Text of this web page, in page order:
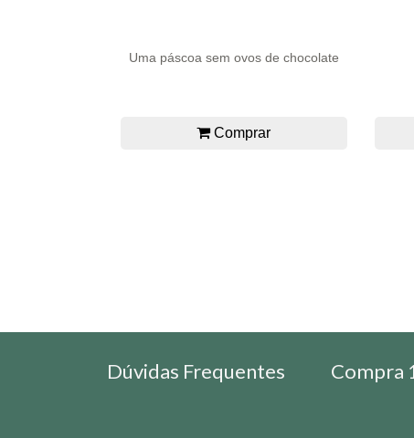
Uma páscoa sem ovos de chocolate
Comprar
Dúvidas Frequentes Compra